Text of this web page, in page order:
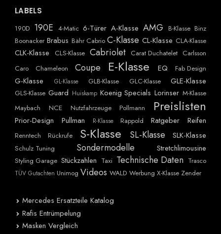
LABELS
190D 190E 4-Matic 6-Türer A-Klasse AMG B-Klasse Binz
Boonacker Brabus Bähr Cabrio C-Klasse CL-Klasse CLA-Klasse
CLK-Klasse CLS-Klasse Cabriolet Carat Duchatelet Carlsson
Caro
Chameleon Coupe E-Klasse EQ Fab Design
G-Klasse GL-Klasse GLB-Klasse GLC-Klasse GLE-Klasse
GLS-Klasse Guard Huiskamp Koenig Specials Lorinser M-Klasse
Maybach
NCE Nutzfahrzeuge Pollmann Preislisten
Prior-Design Pullman R-Klasse Rappold Ratgeber Reifen
Renntech Rückrufe S-Klasse SL-Klasse SLK-Klasse
Schulz Tuning Sondermodelle Stretchlimousine
Styling Garage Stückzahlen Taxi Technische Daten Trasco
TÜV Gutachten Unimog Videos WALD Werbung X-Klasse Zender
Mercedes Ersatzteile Katalog
Rafis Entrümpelung
Masken Vergleich